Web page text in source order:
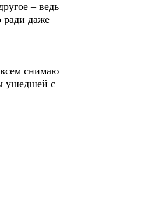
– ведь
ради даже
снимаю
ушедшей с